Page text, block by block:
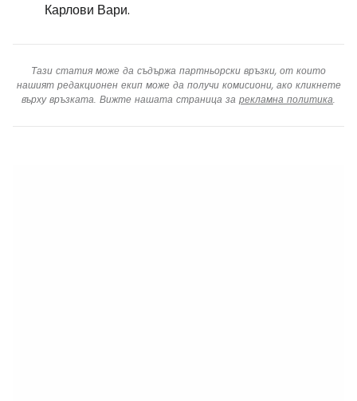
Карлови Вари.
Тази статия може да съдържа партньорски връзки, от които
нашият редакционен екип може да получи комисиони, ако кликнете
върху връзката. Вижте нашата страница за рекламна политика.